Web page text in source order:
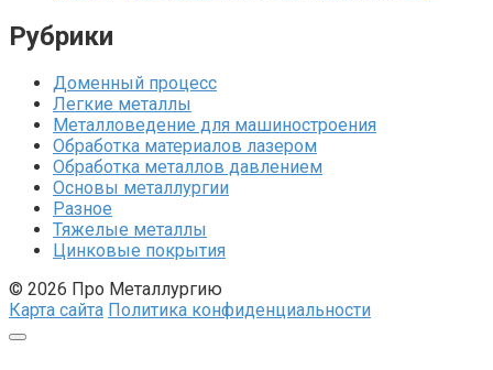
Рубрики
Доменный процесс
Легкие металлы
Металловедение для машиностроения
Обработка материалов лазером
Обработка металлов давлением
Основы металлургии
Разное
Тяжелые металлы
Цинковые покрытия
© 2026 Про Металлургию
Карта сайта Политика конфиденциальности